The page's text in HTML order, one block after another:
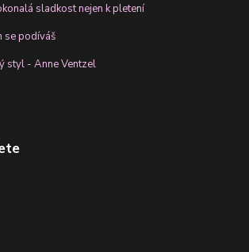
sladkost nejen k pletení
se podíváš
styl - Anne Ventzel